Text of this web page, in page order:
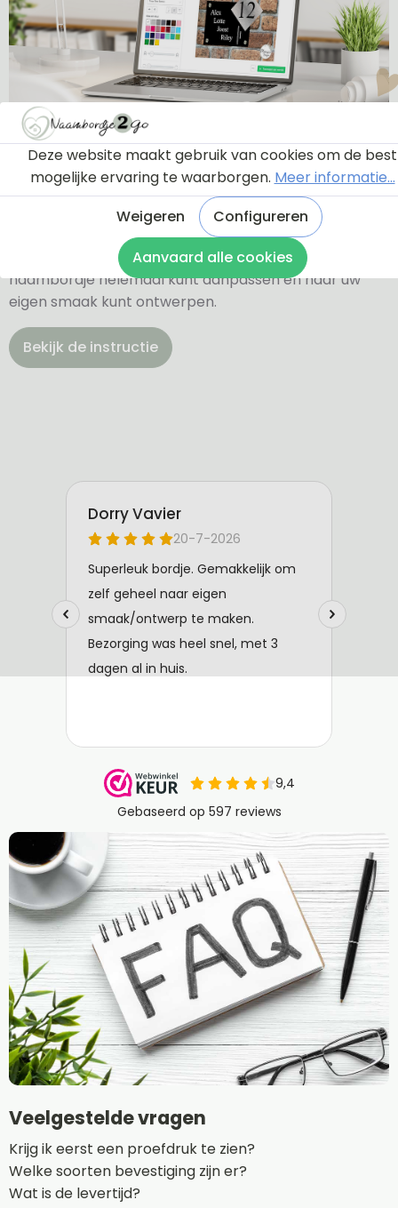
Ontwerptool
Via onderstaande knop komt u bij een instructie en
een tutorial die u een rondleiding geeft door de
ontwerptool. Hierdoor weet u precies hoe u zelf uw
naambordje helemaal kunt aanpassen en naar uw
eigen smaak kunt ontwerpen.
Bekijk de instructie
Veelgestelde vragen
Krijg ik eerst een proefdruk te zien?
Welke soorten bevestiging zijn er?
Wat is de levertijd?
Deze website maakt gebruik van cookies om de best
mogelijke ervaring te waarborgen. Meer informatie...
Weigeren
Configureren
Aanvaard alle cookies